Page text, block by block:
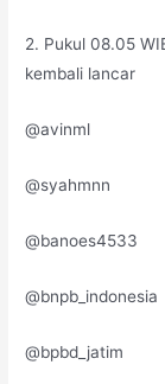
2. Pukul 08.05
kembali lancar
@avinml
@syahmnn
@banoes4533
@bnpb_indonesia
@bpbd_jatim